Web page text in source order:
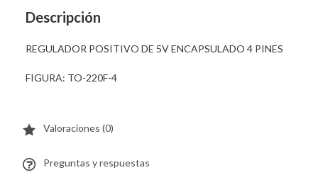
Descripción
REGULADOR POSITIVO DE 5V ENCAPSULADO 4 PINES
FIGURA: TO-220F-4
Valoraciones (0)
Preguntas y respuestas